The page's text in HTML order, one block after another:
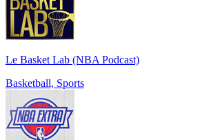
Le Basket Lab (NBA Podcast)
Basketball, Sports